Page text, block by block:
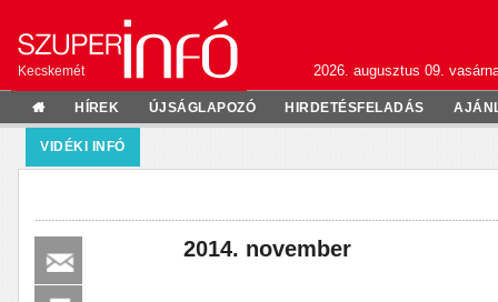
Kecskemét 2026. augusztus 09.
HÍREK ÚJSÁGLAPOZÓ HIRDETÉSFELADÁS
VIDÉKI INFÓ
2014. november